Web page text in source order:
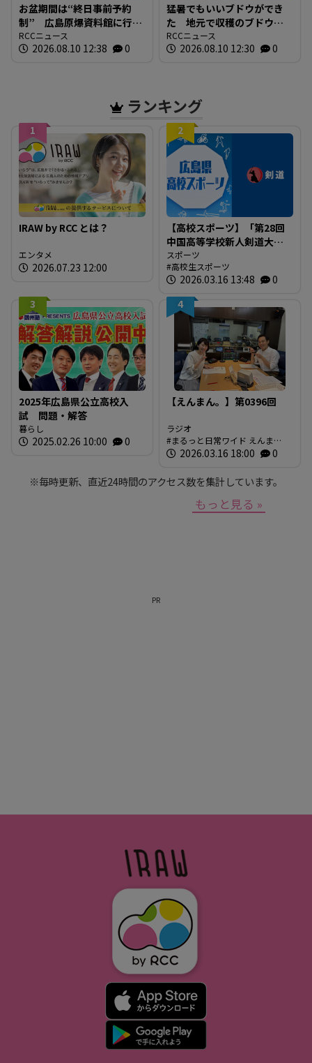
お盆期間は“終日事前予約
制” 広島原爆資料館に行
列 その場でWEB予約 混
雑の緩和へ
RCCニュース
2026.08.10 12:38 0
猛暑でもいいブドウができ
た 地元で収穫のブドウで
ワインの初仕込み 広島三
次ワイナリー
RCCニュース
2026.08.10 12:30 0
ランキング
1
IRAW by RCC とは？
エンタメ
2026.07.23 12:00
2
【高校スポーツ】「第28回
中国高等学校新人剣道大
会」結果
スポーツ
高校生スポーツ
2026.03.16 13:48
0
3
2025年広島県公立高校入
試 問題・解答
暮らし
2025.02.26 10:00 0
4
【えんまん。】第0396回
ラジオ
まるっと日常ワイド えんま
ん。 放送内容
2026.03.16 18:00 0
※毎時更新、直近24時間のアクセス数を集計しています。
もっと見る »
PR